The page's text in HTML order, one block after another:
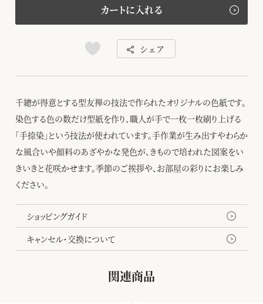
カートに入れる
シェア
千總が得意とする型友禅の技法で作られたオリジナルの色紙です。
染色する色の数だけ型紙を作り、職人が手で一枚一枚刷り上げる
「手捺染」という技法が使われています。手作業が生み出すやわらか
な風合いや顔料のあざやかな発色が、きもので培われた図案をい
きいきと花咲かせます。季節のご挨拶や、お部屋の彩りにお楽しみ
ください。
ショッピングガイド
キャンセル・交換について
関連商品